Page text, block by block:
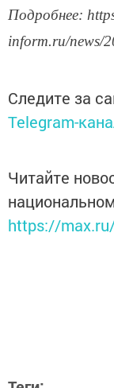
Подробнее:
inform.ru/news/
Следите за
Telegram-
Читайте
https://